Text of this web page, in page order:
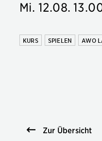
Mi. 12.08.
KURS SPIELEN AWO
Zur Übersicht